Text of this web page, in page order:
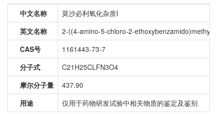
中文名称
莫沙必利氧化杂质I
英文名称
2-((4-amino-5-chloro-2-
CAS号
1161443-73-7
分子式
C21H25CLFN3O4
摩尔分子量
437.90
用途
仅用于药物研发试验中相关物质的鉴定及鉴别